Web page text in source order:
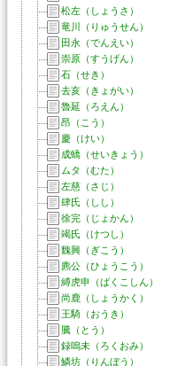
松左（しょうさ）
竜川（りゅうせん）
田永（でんえい）
崇原（すうげん）
石（せき）
去亥（きょがい）
魯延（ろえん）
昂（こう）
慶（けい）
成蟜（せいきょう）
ムタ（むた）
左慈（さじ）
肆氏（しし）
徐完（じょかん）
竭氏（けつし）
魏興（ぎこう）
麃公（ひょうこう）
縛虎申（ばくこしん）
尚鹿（しょうかく）
王騎（おうき）
騰（とう）
録嗚未（ろくおみ）
鱗坊（りんぼう）